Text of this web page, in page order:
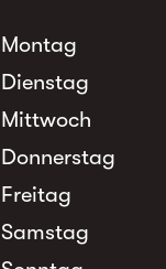
Montag
Dienstag
Mittwoch
Donnerstag
Freitag
Samstag